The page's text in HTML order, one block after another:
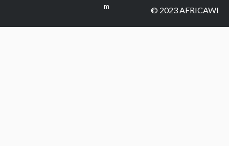
m
© 2023 AFRICAWI